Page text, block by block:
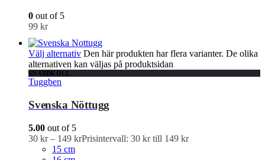
0 out of 5
99 kr
Välj alternativ Den här produkten har flera varianter. De olika
alternativen kan väljas på produktsidan
SNABBKOLL
Tuggben
Svenska Nöttugg
5.00 out of 5
30 kr – 149 krPrisintervall: 30 kr till 149 kr
15 cm